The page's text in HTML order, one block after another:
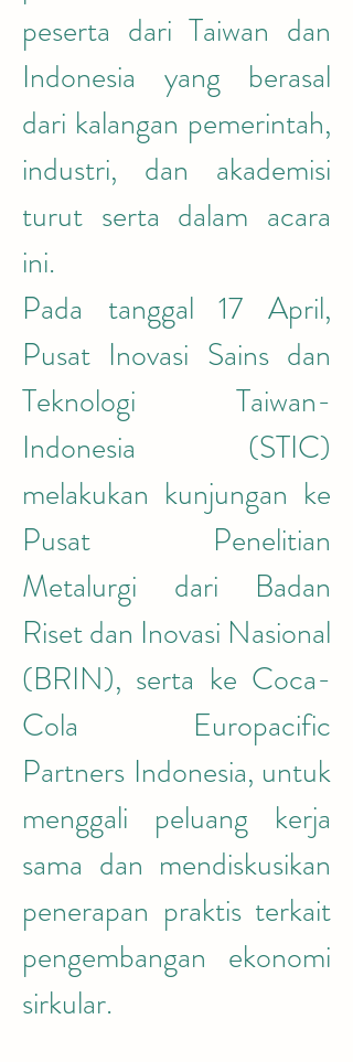
peserta dari Taiwan dan
Indonesia yang berasal
dari kalangan pemerintah,
industri, dan akademisi
turut serta dalam acara
ini.
Pada tanggal 17 April,
Pusat Inovasi Sains dan
Teknologi Taiwan-
Indonesia (STIC)
melakukan kunjungan ke
Pusat Penelitian
Metalurgi dari Badan
Riset dan Inovasi Nasional
(BRIN), serta ke Coca-
Cola Europacific
Partners Indonesia, untuk
menggali peluang kerja
sama dan mendiskusikan
penerapan praktis terkait
pengembangan ekonomi
sirkular.